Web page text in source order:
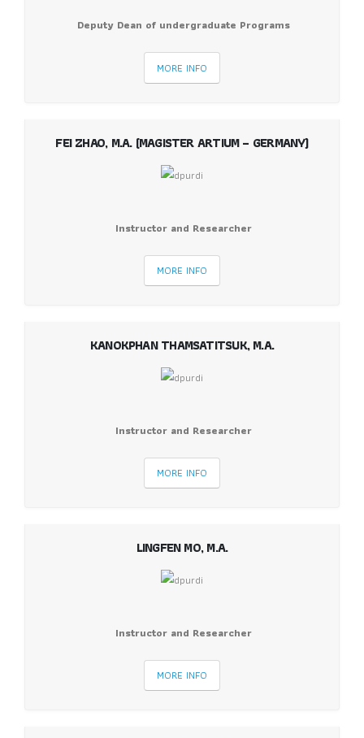
Deputy Dean of undergraduate Programs
MORE INFO
FEI ZHAO, M.A. (MAGISTER ARTIUM – GERMANY)
Instructor and Researcher
MORE INFO
KANOKPHAN THAMSATITSUK, M.A.
Instructor and Researcher
MORE INFO
LINGFEN MO, M.A.
Instructor and Researcher
MORE INFO